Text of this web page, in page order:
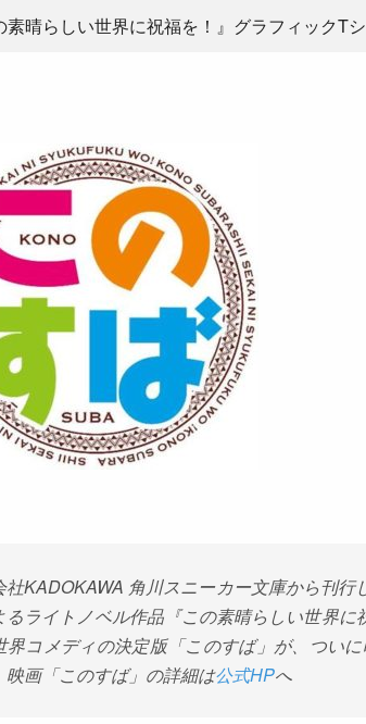
素晴らしい世界に祝福を！』グラフィックT
社KADOKAWA 角川スニーカー文庫から刊行
るライトノベル作品『この素晴らしい世界
界コメディの決定版「このすば」が、つい
映画「このすば」の詳細は公式HPへ